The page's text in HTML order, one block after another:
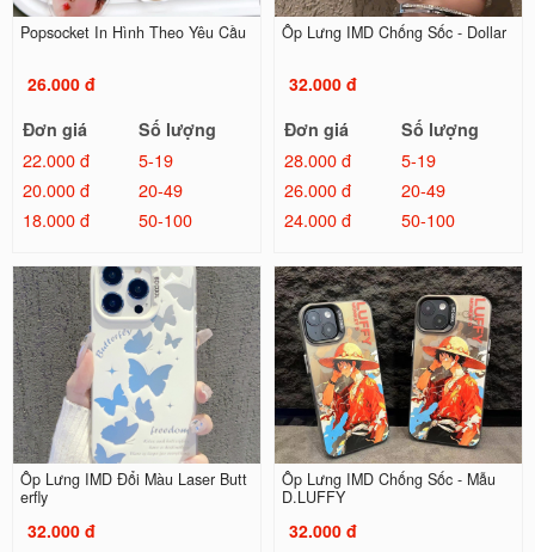
Popsocket In Hình Theo Yêu Cầu
26.000 đ
Đơn giá
Số lượng
22.000 đ
5-19
20.000 đ
20-49
18.000 đ
50-100
Ốp Lưng IMD Chống Sốc - Dollar
32.000 đ
Đơn giá
Số lượng
28.000 đ
5-19
26.000 đ
20-49
24.000 đ
50-100
Ốp Lưng IMD Đổi Màu Laser Butt
erfly
32.000 đ
Ốp Lưng IMD Chống Sốc - Mẫu
D.LUFFY
32.000 đ